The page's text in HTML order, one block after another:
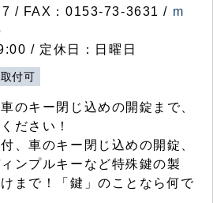
/ FAX：0153-73-3631 / m
/ 定休日：日曜日
付可
のキー閉じ込めの開錠まで、
ださい！
、車のキー閉じ込めの開錠、
ンプルキーなど特殊鍵の製
まで！「鍵」のことなら何で